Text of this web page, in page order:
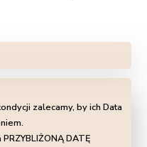
zalecamy, by ich Data
DATĘ